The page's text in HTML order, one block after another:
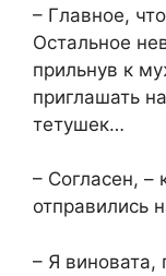
– Главное,
Остальное
прильнув к
приглашать
тетушек…
– Согласен, –
отправились
– Я виновата,